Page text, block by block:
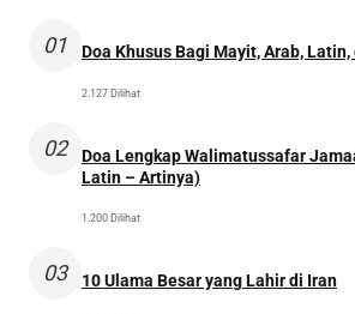
01 Doa Khusus Bagi Mayit, Arab,
2.127 Dilihat
02
Doa Lengkap Walimatussafar
Latin – Artinya)
1.200 Dilihat
03 10 Ulama Besar yang Lahir di Iran